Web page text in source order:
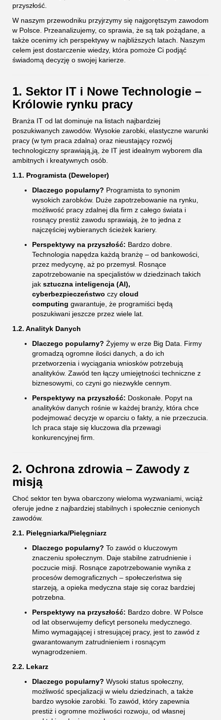
przyszłość.
W naszym przewodniku przyjrzymy się najgorętszym zawodom
w Polsce. Przeanalizujemy, co sprawia, że są tak pożądane, a
także ocenimy ich perspektywy w najbliższych latach. Naszym
celem jest dostarczenie wiedzy, która pomoże Ci podjąć
świadomą decyzję o swojej karierze.
1. Sektor IT i Nowe Technologie –
Królowie rynku pracy
Branża IT od lat dominuje na listach najbardziej
poszukiwanych zawodów. Wysokie zarobki, elastyczne warunki
pracy (w tym praca zdalna) oraz nieustający rozwój
technologiczny sprawiają,ją, że IT jest idealnym wyborem dla
ambitnych i kreatywnych osób.
1.1. Programista (Deweloper)
Dlaczego popularny? Programista to synonim
wysokich zarobków. Duże zapotrzebowanie na rynku,
możliwość pracy zdalnej dla firm z całego świata i
rosnący prestiż zawodu sprawiają, że to jedna z
najczęściej wybieranych ścieżek kariery.
Perspektywy na przyszłość: Bardzo dobre.
Technologia napędza każdą branżę – od bankowości,
przez medycynę, aż po przemysł. Rosnące
zapotrzebowanie na specjalistów w dziedzinach takich
jak sztuczna inteligencja (AI),
cyberbezpieczeństwo czy cloud
computing gwarantuje, że programiści będą
poszukiwani jeszcze przez wiele lat.
1.2. Analityk Danych
Dlaczego popularny? Żyjemy w erze Big Data. Firmy
gromadzą ogromne ilości danych, a do ich
przetworzenia i wyciągania wniosków potrzebują
analityków. Zawód ten łączy umiejętności techniczne z
biznesowymi, co czyni go niezwykle cennym.
Perspektywy na przyszłość: Doskonałe. Popyt na
analityków danych rośnie w każdej branży, która chce
podejmować decyzje w oparciu o fakty, a nie przeczucia.
Ich praca staje się kluczowa dla przewagi
konkurencyjnej firm.
2. Ochrona zdrowia – Zawody z
misją
Choć sektor ten bywa obarczony wieloma wyzwaniami, wciąż
oferuje jedne z najbardziej stabilnych i społecznie cenionych
zawodów.
2.1. Pielęgniarka/Pielęgniarz
Dlaczego popularny? To zawód o kluczowym
znaczeniu społecznym. Daje stabilne zatrudnienie i
poczucie misji. Rosnące zapotrzebowanie wynika z
procesów demograficznych – społeczeństwa się
starzeją, a opieka medyczna staje się coraz bardziej
potrzebna.
Perspektywy na przyszłość: Bardzo dobre. W Polsce
od lat obserwujemy deficyt personelu medycznego.
Mimo wymagającej i stresującej pracy, jest to zawód z
gwarantowanym zatrudnieniem i rosnącym
wynagrodzeniem.
2.2. Lekarz
Dlaczego popularny? Wysoki status społeczny,
możliwość specjalizacji w wielu dziedzinach, a także
bardzo wysokie zarobki. To zawód, który zapewnia
prestiż i ogromne możliwości rozwoju, od własnej